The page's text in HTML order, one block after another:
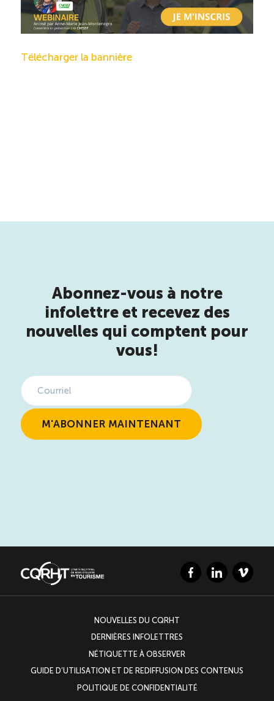
Télécharger la bannière
Abonnez-vous à notre
infolettre et recevez des
nouvelles qui comptent pour
vous!
FacebookLinkedInVimeo
NOUVELLES DU CQRHT
DERNIÈRES INFOLETTRES
NÉTIQUETTE À OBSERVER
GUIDE D’UTILISATION ET DE REDIFFUSION DES CONTENUS
POLITIQUE DE CONFIDENTIALITÉ